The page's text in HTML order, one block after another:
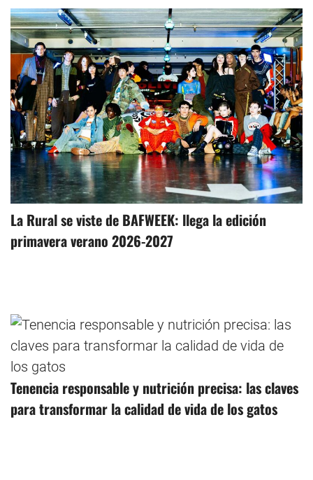
La Rural se viste de BAFWEEK: llega la edición
primavera verano 2026-2027
Tenencia responsable y nutrición precisa: las claves
para transformar la calidad de vida de los gatos